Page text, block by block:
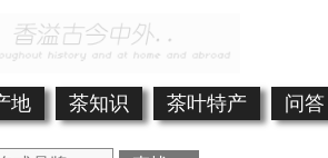
地 茶知识 茶叶特产 问答